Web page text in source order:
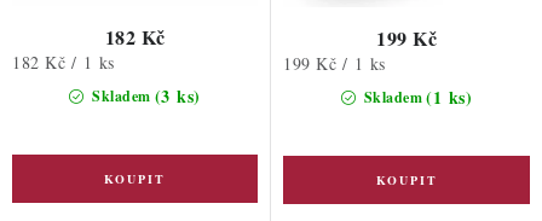
Skladem (3 ks)
182 Kč
Měrná
182 Kč / 1 ks
Skladem(1 ks)
199 Kč
Měrná
199 Kč / 1 ks